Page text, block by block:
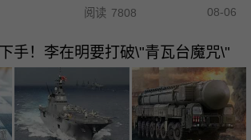
阅读 7808 08-06
手！李在明要打破\"青瓦台魔咒\"